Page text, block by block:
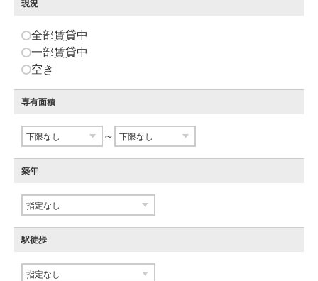
現況
全部賃貸中
一部賃貸中
空き
専有面積
～
築年
駅徒歩